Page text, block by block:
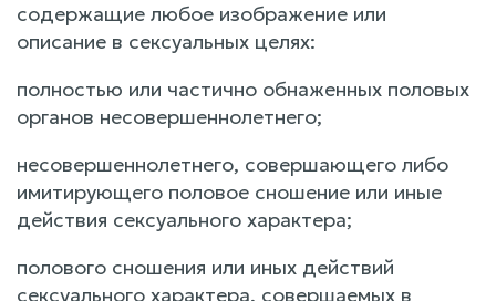
содержащие любое изображение или
описание в сексуальных целях:
полностью или частично обнаженных половых
органов несовершеннолетнего;
несовершеннолетнего, совершающего либо
имитирующего половое сношение или иные
действия сексуального характера;
полового сношения или иных действий
сексуального характера, совершаемых в